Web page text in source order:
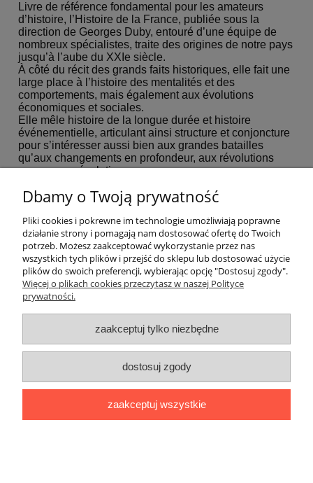
Livre de référence fondamental pour les amateurs
d’histoire, l’Histoire de la France, publiée sous la
direction de Georges Duby, entouré d’une équipe de
nombreux spécialistes, traite des origines de notre pays
jusqu’à l’aube du XXIe siècle.
À côté du récit des grands faits historiques, elle fait une
large place à l’histoire des mentalités et des
comportements, mais également aux évolutions
économiques et sociales.
Elle mêle histoire de la longue durée et histoire
événementielle, articulant ainsi structure et conjoncture
pour s’intéresser aussi bien aux grandes batailles
qu’aux changements en profondeur, aux révolutions
comme aux évolutions.
EAN: 9782036015197
O nas
Płatności i dostawa
Moje konto
"Romanista" Internetowa Księgarnia Językowa 2025
Ul. Bolesława Limanowskiego 102 lok. 45, 91-042 Łódź |
424 186|biuro@romanista.edu.pl
Dbamy o Twoją prywatność
Pliki cookies i pokrewne im technologie umożliwiają poprawne
działanie strony i pomagają nam dostosować ofertę do Twoich
potrzeb. Możesz zaakceptować wykorzystanie przez nas
wszystkich tych plików i przejść do sklepu lub dostosować użycie
plików do swoich preferencji, wybierając opcję "Dostosuj zgody".
Więcej o plikach cookies przeczytasz w naszej Polityce
prywatności.
zaakceptuj tylko niezbędne
dostosuj zgody
zaakceptuj wszystkie